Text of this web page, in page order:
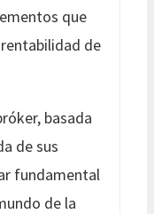
que
de
basada
de sus
fundamental
de la